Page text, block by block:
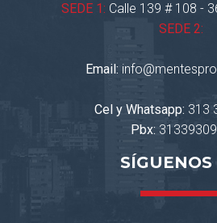
SEDE 1: Calle 139 # 108 -
SEDE 2:
Email:
Cel y Whatsapp: 313
Pbx:
SÍGUENOS